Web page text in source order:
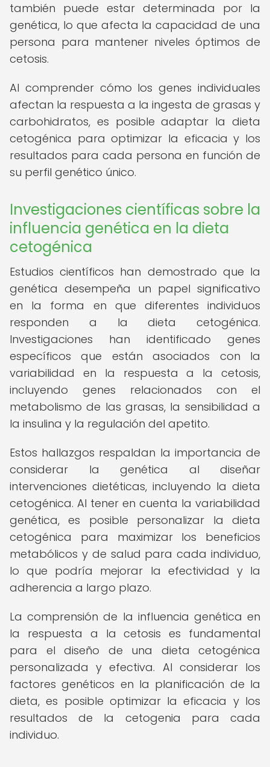
también puede estar determinada por la
genética, lo que afecta la capacidad de una
persona para mantener niveles óptimos de
cetosis.
Al comprender cómo los genes individuales
afectan la respuesta a la ingesta de grasas y
carbohidratos, es posible adaptar la dieta
cetogénica para optimizar la eficacia y los
resultados para cada persona en función de
su perfil genético único.
Investigaciones científicas sobre la
influencia genética en la dieta
cetogénica
Estudios científicos han demostrado que la
genética desempeña un papel significativo
en la forma en que diferentes individuos
responden a la dieta cetogénica.
Investigaciones han identificado genes
específicos que están asociados con la
variabilidad en la respuesta a la cetosis,
incluyendo genes relacionados con el
metabolismo de las grasas, la sensibilidad a
la insulina y la regulación del apetito.
Estos hallazgos respaldan la importancia de
considerar la genética al diseñar
intervenciones dietéticas, incluyendo la dieta
cetogénica. Al tener en cuenta la variabilidad
genética, es posible personalizar la dieta
cetogénica para maximizar los beneficios
metabólicos y de salud para cada individuo,
lo que podría mejorar la efectividad y la
adherencia a largo plazo.
La comprensión de la influencia genética en
la respuesta a la cetosis es fundamental
para el diseño de una dieta cetogénica
personalizada y efectiva. Al considerar los
factores genéticos en la planificación de la
dieta, es posible optimizar la eficacia y los
resultados de la cetogenia para cada
individuo.